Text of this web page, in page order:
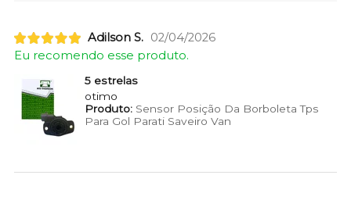
Adilson S. 02/04/2026
Eu recomendo esse produto.
5 estrelas
otimo
Produto:Sensor Posição Da Borboleta Tps
Para Gol Parati Saveiro Van